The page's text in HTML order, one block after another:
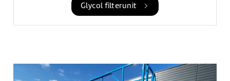
Glycol filterunit